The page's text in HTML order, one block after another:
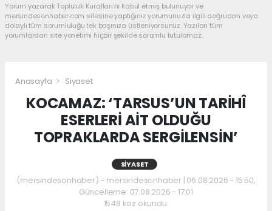
Yorum yazarak Topluluk Kuralları’nı kabul etmiş bulunuyor ve
mersindesonhaber.com sitesine yaptığınız yorumunuzla ilgili doğrudan veya
dolaylı tüm sorumluluğu tek başınıza üstleniyorsunuz. Yazılan tüm
yorumlardan site yönetimi hiçbir şekilde sorumlu tutulamaz.
Anasayfa Siyaset
KOCAMAZ: ‘TARSUS’UN TARİHÎ
ESERLERİ AİT OLDUĞU
TOPRAKLARDA SERGİLENSİN’
SIYASET
(mersindesonhaber) - mersindesonhaber | 06.08.2026 - 15:50,
Güncelleme: 07.08.2026 - 17:01
1548 kez okundu.